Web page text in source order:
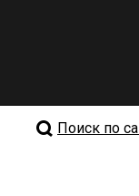
Поиск по